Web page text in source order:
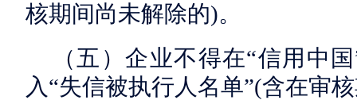
核期间尚未解除的)。
（五）企业不得在“信用中
入“失信被执行人名单”(含在审